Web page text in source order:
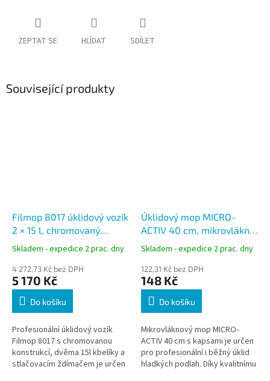
ZEPTAT SE HLÍDAT SDÍLET
Související produkty
Filmop 8017 úklidový vozík
2 × 15 l, chromovaný
úklidový vozík se
ždímačem, košíkem a
držákem pytle
Skladem - expedice 2 prac. dny
4 272,73 Kč bez DPH
5 170 Kč
Do košíku
Profesionální úklidový vozík
Filmop 8017 s chromovanou
konstrukcí, dvěma 15l kbelíky a
stlačovacím ždímačem je určen
Úklidový mop MICRO-
ACTIV 40 cm, mikrovlákno,
kapsy, mop pro držák
Skladem - expedice 2 prac. dny
122,31 Kč bez DPH
148 Kč
Do košíku
Mikrovláknový mop MICRO-
ACTIV 40 cm s kapsami je určen
pro profesionální i běžný úklid
hladkých podlah. Díky kvalitnímu